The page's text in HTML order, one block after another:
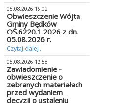
05.08.2026 15:02
Obwieszczenie Wójta
Gminy Będków
OŚ.6220.1.2026 z dn.
05.08.2026 r.
Czytaj dalej...
05.08.2026 12:58
Zawiadomienie -
obwieszczenie o
zebranych materiałach
przed wydaniem
decyzji o ustaleniu